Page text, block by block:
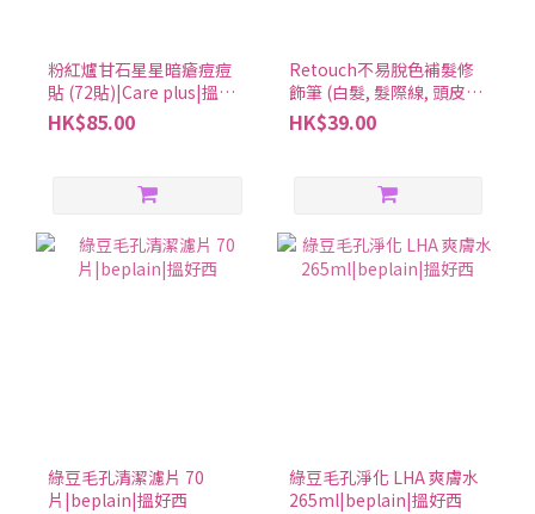
粉紅爐甘石星星暗瘡痘痘
貼 (72貼)|Care plus|搵好
西
HK$85.00
Retouch不易脫色補髮修
飾筆 (白髮, 髮際線, 頭皮適
用) (2色可選)|Rire|搵好西
HK$39.00
綠豆毛孔清潔濾片 70
片|beplain|搵好西
綠豆毛孔淨化 LHA 爽膚水
265ml|beplain|搵好西